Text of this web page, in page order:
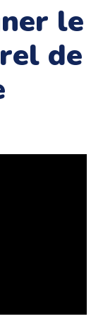
le
de